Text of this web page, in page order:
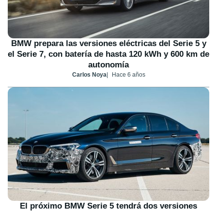
BMW prepara las versiones eléctricas del Serie 5 y
el Serie 7, con batería de hasta 120 kWh y 600 km de
autonomía
Carlos Noya Hace 6 años
El próximo BMW Serie 5 tendrá dos versiones